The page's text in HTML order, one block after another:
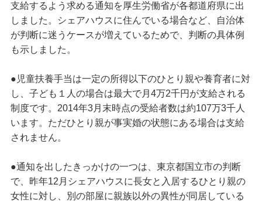
支給するよう求める通知を厚生労働省が各都道府県に出
しました。シェアハウスに住んでいる場合など、自治体
が判断に迷うケースが増えているためで、判断の具体例
も示しました。
●児童扶養手当は一定の所得以下のひとり親や養育者に対
し、子ども１人の場合は最大で月4万2千円が支給される
制度です。2014年3月末時点の受給者数は約107万3千人
います。ただひとり親が事実婚の状態にある場合は支給
されません。
●通知を出したきっかけの一つは、東京都国立市の判断
で、昨年12月シェアハウスに長女と入居するひとり親の
女性に対し、別の部屋に親族以外の異性が同居している